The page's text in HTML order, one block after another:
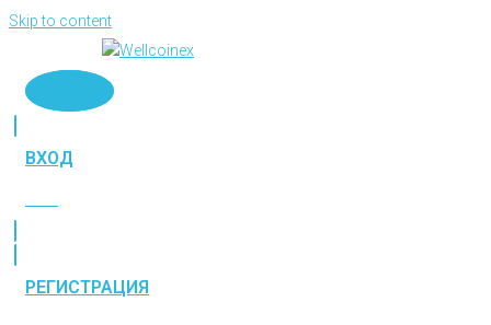
Skip to content
ВХОД
РЕГИСТРАЦИЯ